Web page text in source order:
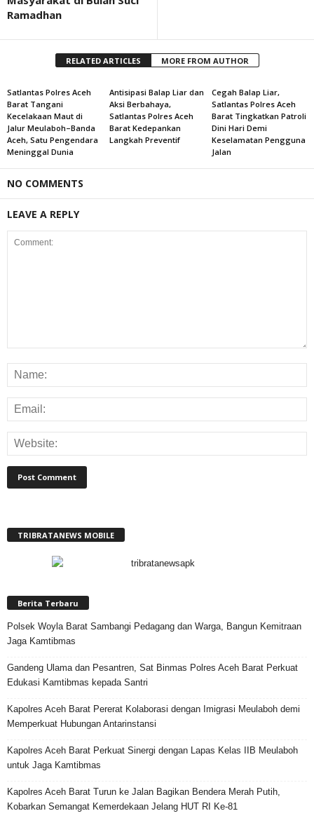
Ramadhan
RELATED ARTICLES MORE FROM AUTHOR
Satlantas Polres Aceh
Barat Tangani
Kecelakaan Maut di
Jalur Meulaboh–Banda
Aceh, Satu Pengendara
Meninggal Dunia
Antisipasi Balap Liar dan
Aksi Berbahaya,
Satlantas Polres Aceh
Barat Kedepankan
Langkah Preventif
Cegah Balap Liar,
Satlantas Polres Aceh
Barat Tingkatkan Patroli
Dini Hari Demi
Keselamatan Pengguna
Jalan
NO COMMENTS
LEAVE A REPLY
TRIBRATANEWS MOBILE
Berita Terbaru
Polsek Woyla Barat Sambangi Pedagang dan Warga, Bangun Kemitraan
Jaga Kamtibmas
Gandeng Ulama dan Pesantren, Sat Binmas Polres Aceh Barat Perkuat
Edukasi Kamtibmas kepada Santri
Kapolres Aceh Barat Pererat Kolaborasi dengan Imigrasi Meulaboh demi
Memperkuat Hubungan Antarinstansi
Kapolres Aceh Barat Perkuat Sinergi dengan Lapas Kelas IIB Meulaboh
untuk Jaga Kamtibmas
Kapolres Aceh Barat Turun ke Jalan Bagikan Bendera Merah Putih,
Kobarkan Semangat Kemerdekaan Jelang HUT RI Ke-81